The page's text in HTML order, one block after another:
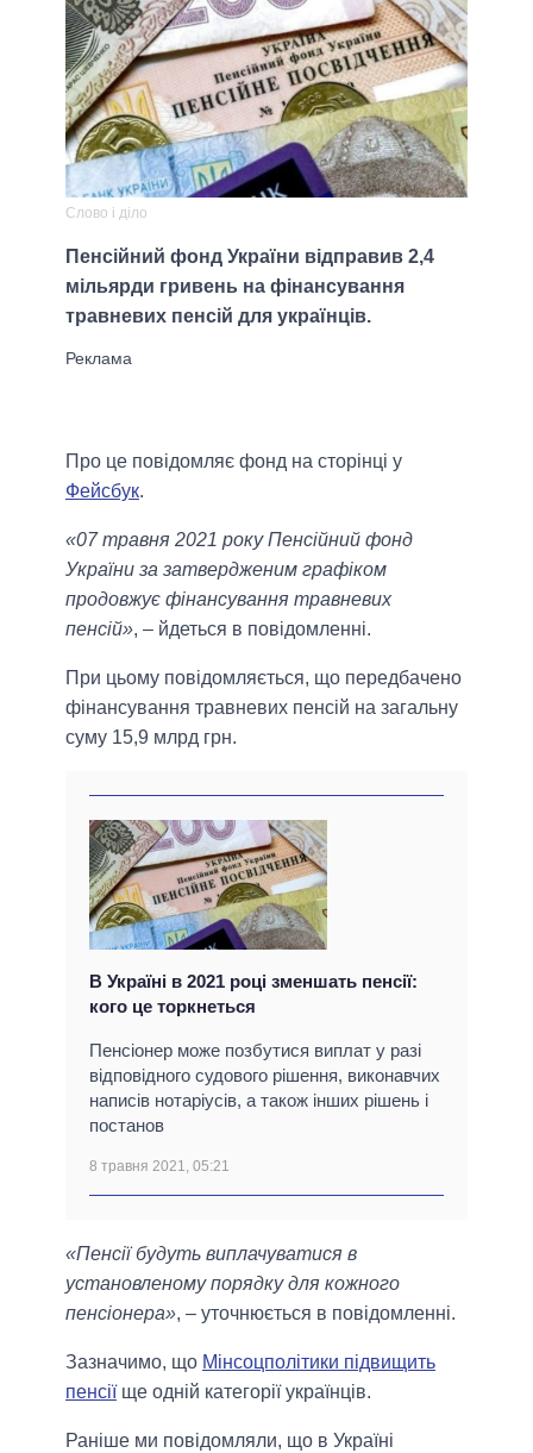
Слово і діло
Пенсійний фонд України відправив 2,4
мільярди гривень на фінансування
травневих пенсій для українців.
Про це повідомляє фонд на сторінці у
Фейсбук.
«07 травня 2021 року Пенсійний фонд
України за затвердженим графіком
продовжує фінансування травневих
пенсій», – йдеться в повідомленні.
При цьому повідомляється, що передбачено
фінансування травневих пенсій на загальну
суму 15,9 млрд грн.
В Україні в 2021 році зменшать пенсії:
кого це торкнеться
Пенсіонер може позбутися виплат у разі
відповідного судового рішення, виконавчих
написів нотаріусів, а також інших рішень і
постанов
8 травня 2021, 05:21
«Пенсії будуть виплачуватися в
установленому порядку для кожного
пенсіонера», – уточнюється в повідомленні.
Зазначимо, що Мінсоцполітики підвищить
пенсіїще одній категорії українців.
Раніше ми повідомляли, що в Україні